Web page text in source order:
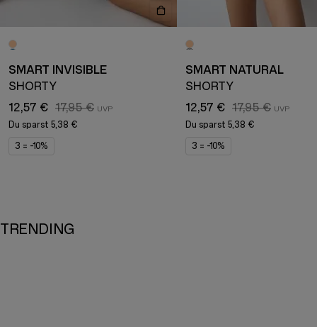
SMART INVISIBLE
SHORTY
12,57 € 17,95 €
Du sparst 5,38 €
3 = -10%
SMART NATURAL
SHORTY
12,57 € 17,95 €
Du sparst 5,38 €
3 = -10%
TRENDING